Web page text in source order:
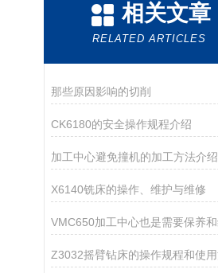
相关文章
RELATED ARTICLES
那些原因影响的切削
CK6180的安全操作规程介绍
加工中心避免撞机的加工方法介绍
X6140铣床的操作、维护与维修